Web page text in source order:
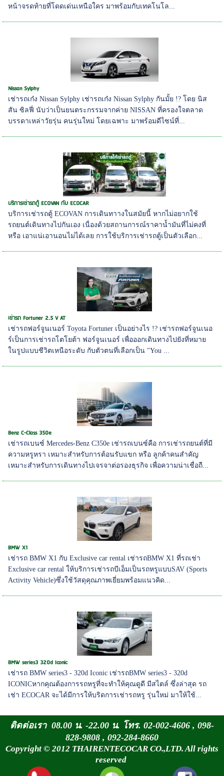
หน้าจรดท้ายที่โดดเด่นเหนือใคร มาพร้อมกับเทคโนโล...
Nissan Sylphy
เช่ารถเก๋ง Nissan Sylphy เช่ารถเก๋ง Nissan Sylphy กันมั้ย !? โดย นิส
สัน ซิลฟี่ นับว่าเป็นยนตระกรรมจากค่าย NISSAN ที่ครองใจตลาด
บรรดาเหล่าวัยรุ่น คนรุ่นใหม่ โดยเฉพาะ มาพร้อมดีไซน์ที่...
บริการเช่ารถตู้ ECOVAN กับ ECOCAR
บริการเช่ารถตู้ ECOVAN การเดินทาางในสมัยนี้ หากไม่อยากใช้
รถยนต์เดินทางไปกันเอง เนื่องด้วยสถานการณ์ราคาน้ำมันที่ไม่คงที่
หรือ เอาแน่เอานอนไม่ได้เลย การใช้บริการเช่ารถตู้เป็นตัวเลือก...
เช่ารถ Fortuner 2.5 V AT
เช่ารถฟอร์จูนเนอร์ Toyota Fortuner เป็นอย่างไร !? เช่ารถฟอร์จูนเนอ
ร์เป็นการเช่ารถโตโยต้า ฟอร์จูนเนอร์ เพื่อออกเดินทางไปยังที่หมาย
ในรูปแบบชีวิตเหนือระดับ กับตัวตนที่เลือกเป็น "You ...
Benz C-Class 350e
เช่ารถเบนซ์ Mercedes-Benz C350e เช่ารถเบนซ์คือ การเช่ารถยนต์ที่มี
ความหรูหรา เหมาะสำหรับการต้อนรับแขก หรือ ลูกค้าคนสำคัญ
เหมาะสำหรับการเดินทางไปเจรจาต่อรองธุรกิจ เพื่อความน่าเชื่อถื...
BMW X1
เช่ารถ BMW X1 กับ Exclusive car rental เช่ารถBMW X1 ที่รถเช่า
Exclusive car rental ให้บริการเช่ารถบีเอ็มเป็นรถหรูแบบSAV (Sports
Activity Vehicle)ซึ่งใช้วัสดุคุณภาพเยี่ยมพร้อมแนวคิด...
BMW series3 320d Iconic
เช่ารถ BMW series3 - 320d Iconic เช่ารถBMW series3 - 320d
ICONICหากคุณต้องการรถหรูที่จะทำให้คุณดูดี มีสไตล์ ซึ่งล่าสุด รถ
เช่า ECOCAR จะได้มีการให้บริดการเช่ารถหรู รุ่นใหม่ มาให้ใช้...
ติดต่อเรา 08.00 น. -22.00 น. โทร. 02-002-4606 , 098-
828-9808 , 092-284-8660
Copyright © 2012 THAIRENTECOCAR CO.,LTD. All rights
reserved